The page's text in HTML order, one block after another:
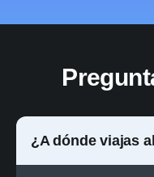
¿A dónde viajas